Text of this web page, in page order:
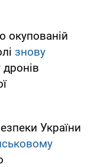
окупованій
знову
України